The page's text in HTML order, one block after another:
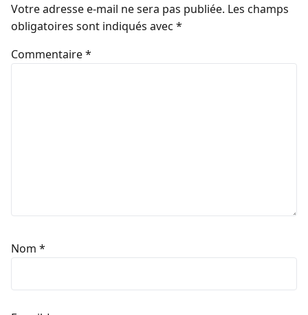
Votre adresse e-mail ne sera pas publiée. Les champs
obligatoires sont indiqués avec *
Commentaire*
Nom *